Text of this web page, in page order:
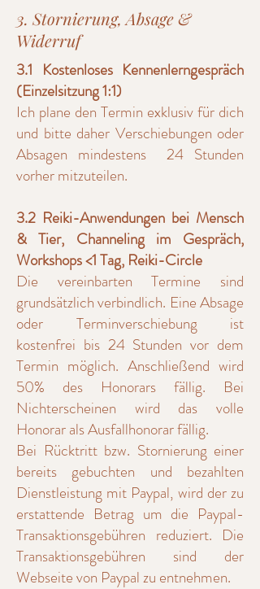
3. Stornierung, Absage &
Widerruf
3.1 Kostenloses Kennenlerngespräch
(Einzelsitzung 1:1)
Ich plane den Termin exklusiv für dich
und bitte daher Verschiebungen oder
Absagen mindestens 24 Stunden
vorher mitzuteilen.
3.2 Reiki-Anwendungen bei Mensch
& Tier, Channeling im Gespräch,
Workshops <1 Tag, Reiki-Circle
Die vereinbarten Termine sind
grundsätzlich verbindlich. Eine Absage
oder Terminverschiebung ist
kostenfrei bis 24 Stunden vor dem
Termin möglich. Anschließend wird
50% des Honorars fällig. Bei
Nichterscheinen wird das volle
Honorar als Ausfallhonorar fällig.
Bei Rücktritt bzw. Stornierung einer
bereits gebuchten und bezahlten
Dienstleistung mit Paypal, wird der zu
erstattende Betrag um die Paypal-
Transaktionsgebühren reduziert. Die
Transaktionsgebühren sind der
Webseite von Paypal zu entnehmen.